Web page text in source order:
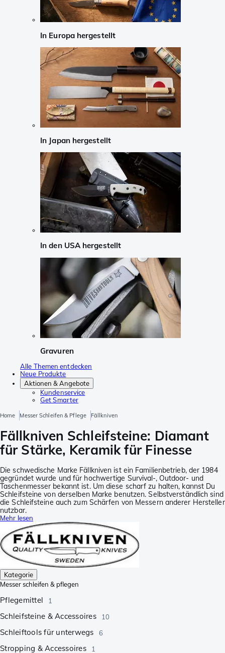
In Europa hergestellt
In Japan hergestellt
In den USA hergestellt
Gravuren
Alle Themen entdecken
Neue Produkte
Aktionen & Angebote
Kundenservice
Get Smarter
Home Messer Schleifen & Pflege Fällkniven
Fällkniven Schleifsteine: Diamant
für Stärke, Keramik für Finesse
Die schwedische Marke Fällkniven ist ein Familienbetrieb, der 1984
gegründet wurde und für hochwertige Survival-, Outdoor- und
Taschenmesser bekannt ist. Um diese scharf zu halten, kannst Du
Schleifsteine von derselben Marke benutzen. Selbstverständlich sind
die Schleifsteine auch zum Schärfen von Messern anderer Hersteller
nutzbar.
Mehr lesen
Kategorie
Messer schleifen & pflegen
Pflegemittel 1
Schleifsteine & Accessoires 10
Schleiftools für unterwegs 6
Stropping & Accessoires 1